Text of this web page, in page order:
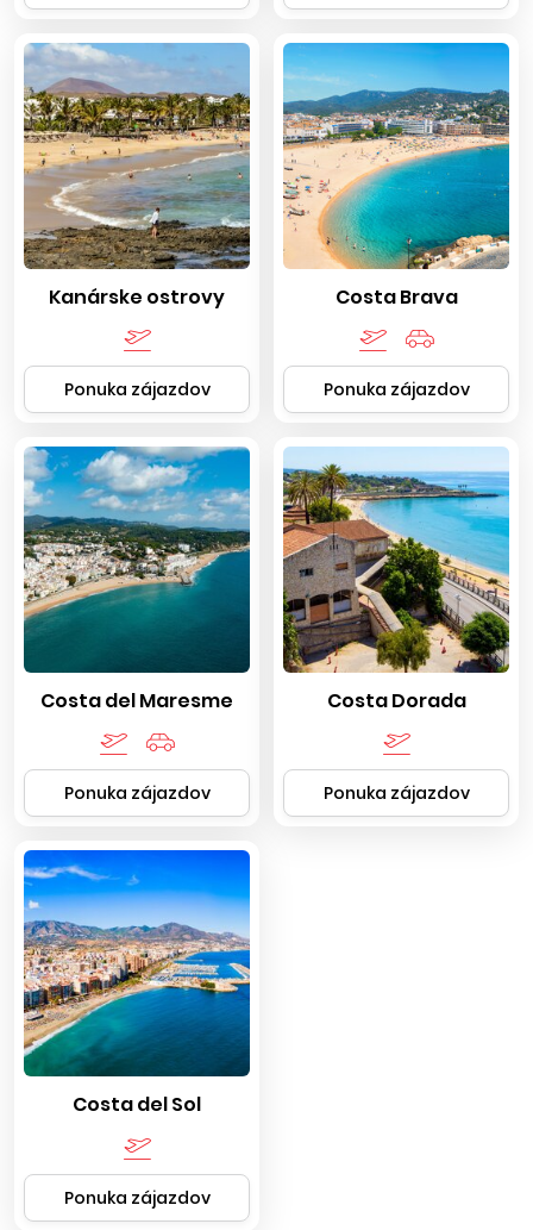
Kanárske ostrovy
Ponuka zájazdov
Costa Brava
Ponuka zájazdov
Costa del Maresme
Ponuka zájazdov
Costa Dorada
Ponuka zájazdov
Costa del Sol
Ponuka zájazdov